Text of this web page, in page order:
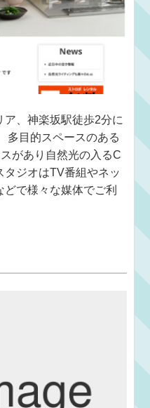
、神楽坂駅徒歩2分に
多目的スペースのある
があり自然光の入るC
タジオはTV番組やネッ
どで様々な媒体でご利